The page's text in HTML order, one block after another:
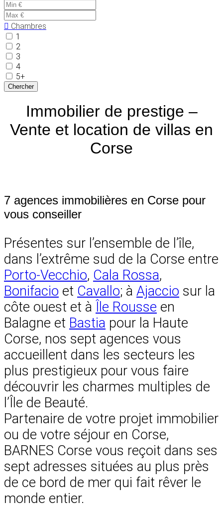
Chambres
1
2
3
4
5+
Immobilier de prestige –
Vente et location de villas en
Corse
7 agences immobilières en Corse pour
vous conseiller
Présentes sur l’ensemble de l’île,
dans l’extrême sud de la Corse entre
Porto-Vecchio, Cala Rossa,
Bonifacio et Cavallo; à Ajaccio sur la
côte ouest et à Île Rousse en
Balagne et Bastia pour la Haute
Corse, nos sept agences vous
accueillent dans les secteurs les
plus prestigieux pour vous faire
découvrir les charmes multiples de
l’Île de Beauté.
Partenaire de votre projet immobilier
ou de votre séjour en Corse,
BARNES Corse vous reçoit dans ses
sept adresses situées au plus près
de ce bord de mer qui fait rêver le
monde entier.